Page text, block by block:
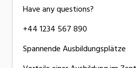
Have any questions?
+44 1234 567 890
Spannende Ausbildungsplätze